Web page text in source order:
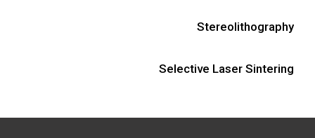
Stereolithography
Selective Laser Sintering